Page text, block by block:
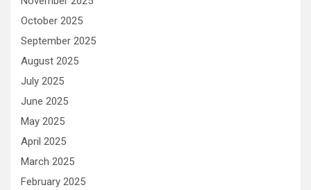
October 2025
September 2025
August 2025
July 2025
June 2025
May 2025
April 2025
March 2025
February 2025